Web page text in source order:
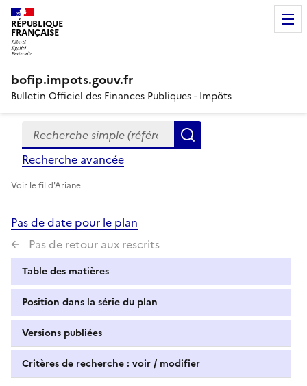
RÉPUBLIQUE
FRANÇAISE
bofip.impots.gouv.fr
Bulletin Officiel des Finances Publiques - Impôts
Formulaire
de
recherche
Recherche simple (références, mots clés, partie du
Recherche avancée
Voir le fil d'Ariane
Pas de date pour le plan
Pas de retour aux rescrits
Table des matières
Position dans la série du plan
Versions publiées
Critères de recherche : voir / modifier